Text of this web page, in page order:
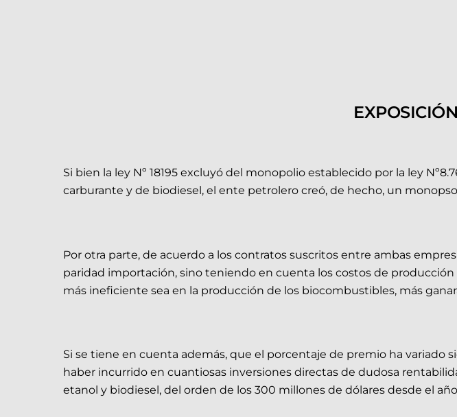
Si bien la ley Nº 18195 excluyó del monopolio establecido por la ley
carburante y de biodiesel, el ente petrolero creó, de hecho, un
Por otra parte, de acuerdo a los contratos suscritos entre ambas
paridad importación, sino teniendo en cuenta los costos de
más ineficiente sea en la producción de los biocombustibles, más
Si se tiene en cuenta además, que el porcentaje de premio ha variado
haber incurrido en cuantiosas inversiones directas de dudosa
etanol y biodiesel, del orden de los 300 millones de dólares desde el año